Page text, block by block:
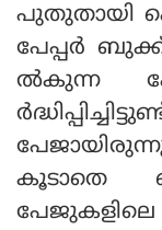
പുതുതായി
പേപ്പര്‍
ല്‍കുന്ന
കൂടാതെ